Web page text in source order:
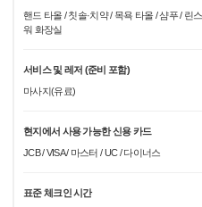
핸드 타올 / 칫솔·치약 / 목욕 타올 / 샴푸 / 린
워 화장실
서비스 및 레저 (준비 포함)
마사지(유료)
현지에서 사용 가능한 신용 카드
JCB / VISA / 마스터 / UC / 다이너스
표준 체크인 시간